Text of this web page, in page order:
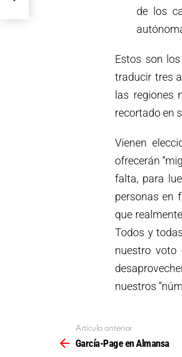
de los
Estos son
traducir tres
las regiones
recortado en
Vienen
ofrecerán
falta, para
personas en
que
Todos y
nuestro voto
nuestros
más
Artículo anterior
García-Page en Almansa